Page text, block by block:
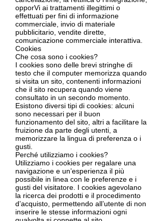
opporVi ai trattamenti illegittimi o
effettuati per fini di informazione
commerciale, invio di materiale
pubblicitario, vendite dirette,
comunicazione commerciale interattiva.
Cookies
Che cosa sono i cookies?
I cookies sono delle brevi stringhe di
testo che il computer memorizza quando
si visita un sito, contenenti informazioni
che il sito recupera quando viene
consultato in un secondo momento.
Esistono diversi tipi di cookies: alcuni
sono necessari per il buon
funzionamento del sito, altri a facilitare la
fruizione da parte degli utenti, a
memorizzare la lingua di preferenza o i
gusti.
Perché utilizziamo i cookies?
Utilizziamo i cookies per regalare una
navigazione e un’esperienza il più
possibile in linea con le preferenze e i
gusti del visitatore. I cookies agevolano
la ricerca dei prodotti e il procedimento
d’acquisto, permettendo all’utente di non
inserire le stesse informazioni ogni